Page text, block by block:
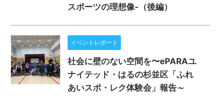
スポーツの理想像-（後編）
イベントレポート
社会に壁のない空間を〜ePARAユ
ナイテッド・はるの杉並区「ふれ
あいスポ・レク体験会」報告～